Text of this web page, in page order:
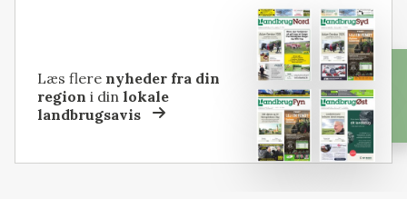
Læs flere nyheder fra din
region i dinlokale
landbrugsavis